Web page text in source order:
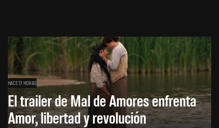
HACE 17 HORAS
El trailer de Mal de Amores enfrenta
Amor, libertad y revolución